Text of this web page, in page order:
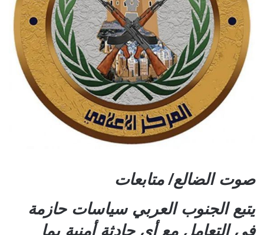
صوت الضالع/ متابعات
يتبع الجنوب العربي سياسات حازمة
في التعامل مع أي حادثة أمنية بما